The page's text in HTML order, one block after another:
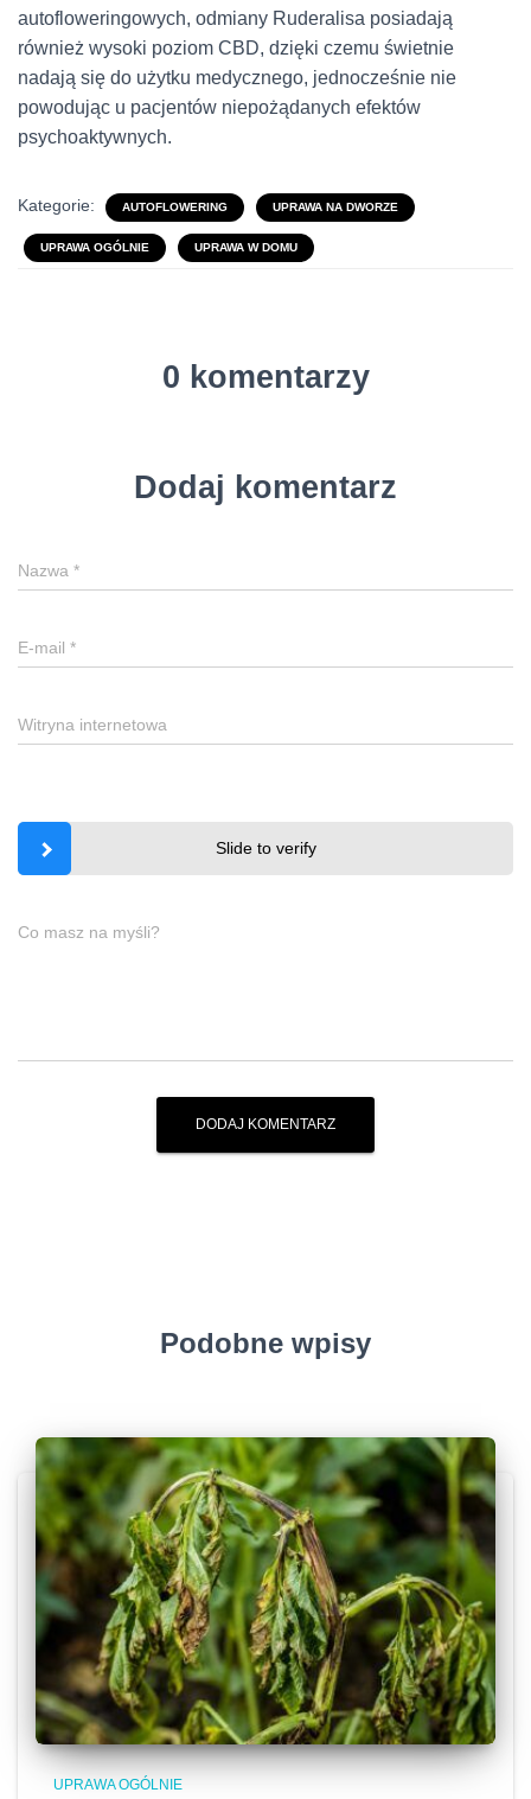
autofloweringowych, odmiany Ruderalisa posiadają
również wysoki poziom CBD, dzięki czemu świetnie
nadają się do użytku medycznego, jednocześnie nie
powodując u pacjentów niepożądanych efektów
psychoaktywnych.
Kategorie: AUTOFLOWERING UPRAWA NA DWORZE
UPRAWA OGÓLNIE UPRAWA W DOMU
0 komentarzy
Dodaj komentarz
Nazwa *
E-mail *
Witryna internetowa
Slide to verify
Co masz na myśli?
Podobne wpisy
UPRAWA OGÓLNIE